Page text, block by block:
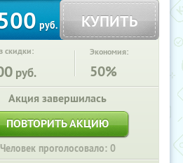
руб. КУПИТЬ
скидки:
руб.
Экономия:
50%
Акция завершилась
ПОВТОРИТЬ АКЦИЮ
Человек проголосовало: 0